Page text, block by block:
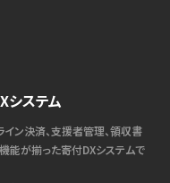
システム
イン決済、支援者管理、領収書
能が揃った寄付DXシステムで